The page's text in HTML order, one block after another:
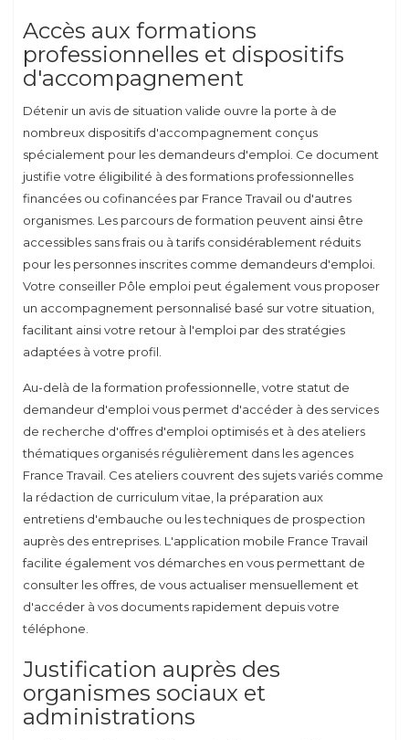
Accès aux formations
professionnelles et dispositifs
d'accompagnement
Détenir un avis de situation valide ouvre la porte à de
nombreux dispositifs d'accompagnement conçus
spécialement pour les demandeurs d'emploi. Ce document
justifie votre éligibilité à des formations professionnelles
financées ou cofinancées par France Travail ou d'autres
organismes. Les parcours de formation peuvent ainsi être
accessibles sans frais ou à tarifs considérablement réduits
pour les personnes inscrites comme demandeurs d'emploi.
Votre conseiller Pôle emploi peut également vous proposer
un accompagnement personnalisé basé sur votre situation,
facilitant ainsi votre retour à l'emploi par des stratégies
adaptées à votre profil.
Au-delà de la formation professionnelle, votre statut de
demandeur d'emploi vous permet d'accéder à des services
de recherche d'offres d'emploi optimisés et à des ateliers
thématiques organisés régulièrement dans les agences
France Travail. Ces ateliers couvrent des sujets variés comme
la rédaction de curriculum vitae, la préparation aux
entretiens d'embauche ou les techniques de prospection
auprès des entreprises. L'application mobile France Travail
facilite également vos démarches en vous permettant de
consulter les offres, de vous actualiser mensuellement et
d'accéder à vos documents rapidement depuis votre
téléphone.
Justification auprès des
organismes sociaux et
administrations